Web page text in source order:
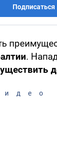
Подписаться
.